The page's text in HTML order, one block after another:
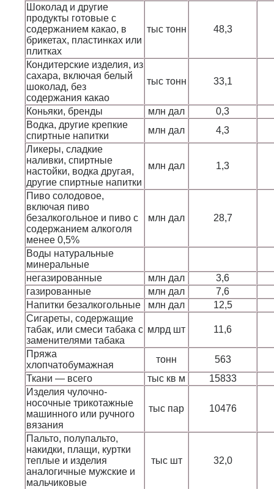
Шоколад и другие
продукты готовые с
содержанием какао, в
брикетах, пластинках или
плитках
тыс тонн 48,3
Кондитерские изделия, из
сахара, включая белый
шоколад, без
содержания какао
тыс тонн 33,1
Коньяки, бренды млн дал
0,3
Водка, другие крепкие
спиртные напитки
млн дал
4,3
Ликеры, сладкие
наливки, спиртные
настойки, водка другая,
другие спиртные напитки
млн дал 1,3
Пиво солодовое,
включая пиво
безалкогольное и пиво с
содержанием алкоголя
менее 0,5%
млн дал 28,7
Воды натуральные
минеральные
негазированные
млн дал
3,6
газированные
млн дал
7,6
Напитки безалкогольные
млн дал
12,5
Сигареты, содержащие
табак, или смеси табака с
заменителями табака
млрд шт 11,6
Пряжа
хлопчатобумажная
тонн
563
Ткани — всего
тыс кв м
15833
Изделия чулочно-
носочные трикотажные
машинного или ручного
вязания
тыс пар 10476
Пальто, полупальто,
накидки, плащи, куртки
теплые и изделия
аналогичные мужские и
мальчиковые
тыс шт 32,0